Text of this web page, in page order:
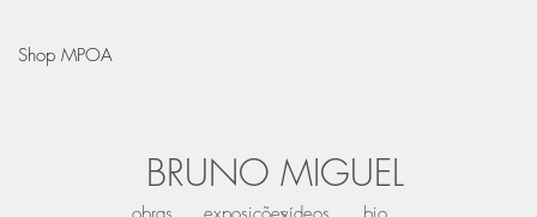
Shop MPOA
BRUNO MIGUEL